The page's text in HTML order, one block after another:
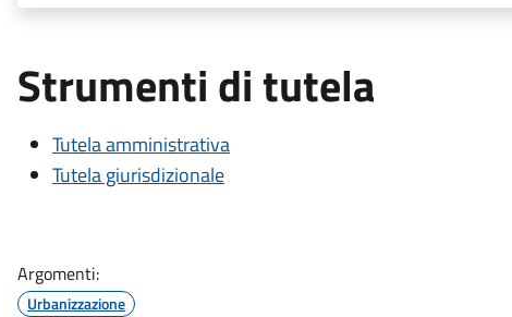
Strumenti di tutela
Tutela amministrativa
Tutela giurisdizionale
Argomenti:
Urbanizzazione